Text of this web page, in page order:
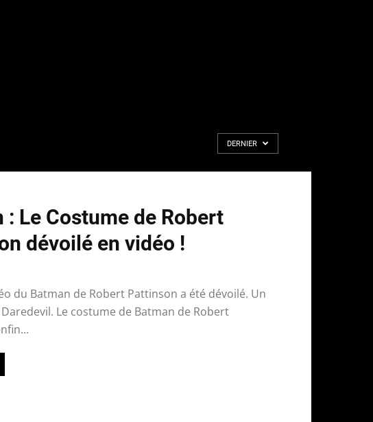
DERNIER
: Le Costume de Robert
dévoilé en vidéo !
du Batman de Robert Pattinson a été dévoilé. Un
Le costume de Batman de Robert